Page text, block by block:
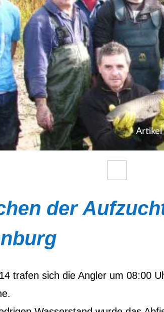
Artikel
der
trafen sich die Angler um 08:00